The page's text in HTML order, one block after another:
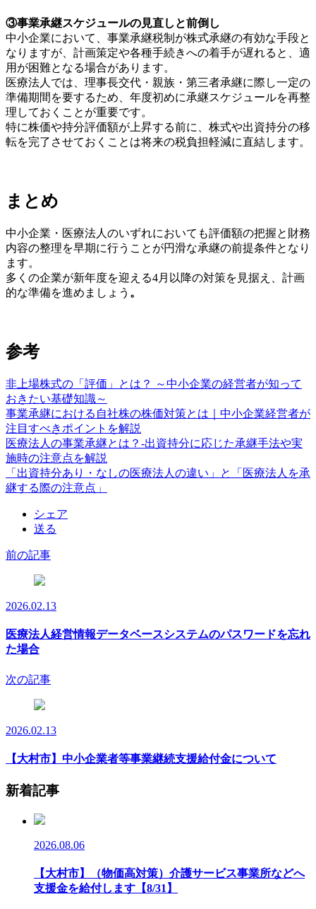
③事業承継スケジュールの見直しと前倒し
中小企業において、事業承継税制が株式承継の有効な手段と
なりますが、計画策定や各種手続きへの着手が遅れると、適
用が困難となる場合があります。
医療法人では、理事長交代・親族・第三者承継に際し一定の
準備期間を要するため、年度初めに承継スケジュールを再整
理しておくことが重要です。
特に株価や持分評価額が上昇する前に、株式や出資持分の移
転を完了させておくことは将来の税負担軽減に直結します。
まとめ
中小企業・医療法人のいずれにおいても評価額の把握と財務
内容の整理を早期に行うことが円滑な承継の前提条件となり
ます。
多くの企業が新年度を迎える4月以降の対策を見据え、計画
的な準備を進めましょう 。
参考
非上場株式の「評価」とは？ ～中小企業の経営者が知って
おきたい基礎知識～
事業承継における自社株の株価対策とは｜中小企業経営者が
注目すべきポイントを解説
医療法人の事業承継とは？-出資持分に応じた承継手法や実
施時の注意点を解説
「出資持分あり・なしの医療法人の違い」と「医療法人を承
継する際の注意点」
シェア
送る
前の記事
2026.02.13
医療法人経営情報データベースシステムのパスワードを忘れ
た場合
次の記事
2026.02.13
【大村市】中小企業者等事業継続支援給付金について
新着記事
2026.08.06
【大村市】（物価高対策）介護サービス事業所などへ
支援金を給付します【8/31】